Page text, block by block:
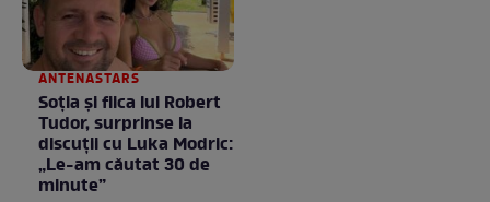
ANTENASTARS
Soția și fiica lui Robert
Tudor, surprinse la
discuții cu Luka Modric:
„Le-am căutat 30 de
minute”